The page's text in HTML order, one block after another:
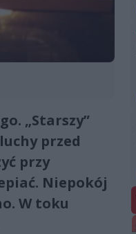
„Starszy”
przed
przy
Niepokój
W toku